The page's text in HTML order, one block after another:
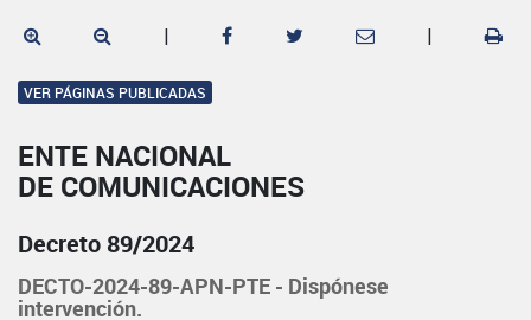
| |
VER PÁGINAS PUBLICADAS
ENTE NACIONAL
DE COMUNICACIONES
Decreto 89/2024
DECTO-2024-89-APN-PTE - Dispónese
intervención.